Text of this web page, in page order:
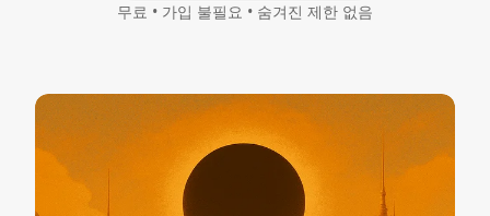
무료 • 가입 불필요 • 숨겨진 제한 없음